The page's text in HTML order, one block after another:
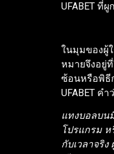
UFABET ที่
ในมุมของผู้
หมายจึงอยู่
ซ้อนหรือพิธี
UFABET ค
แทงบอลบน
โปรแกรม
กับเวลาจริ